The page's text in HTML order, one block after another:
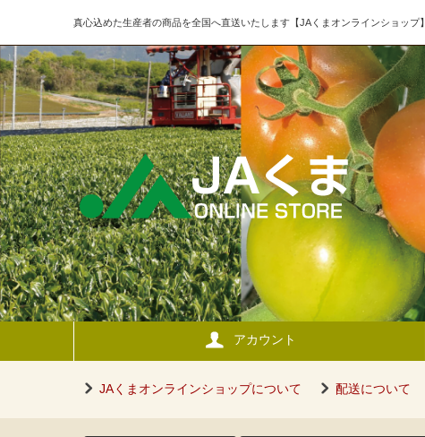
真心込めた生産者の商品を全国へ直送いたします【JAくまオンラインショップ】
アカウント
JAくまオンラインショップについて 配送について